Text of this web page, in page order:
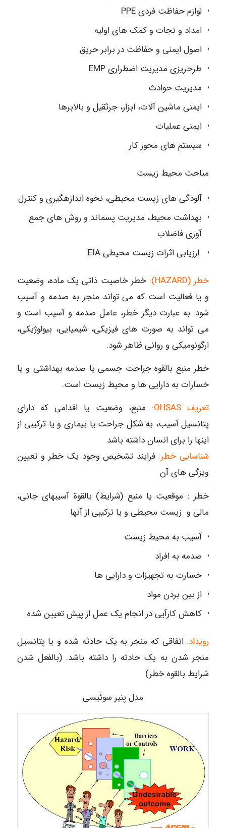
لوازم حفاظت فردی PPE
امداد و نجات و کمک های اولیه
اصول ایمنی و حفاظت در برابر حریق
طرحریزی مدیریت اضطراری EMP
مدیریت حوادث
ایمنی ماشین آلات، ابزار، جرثقیل و بالابرها
ایمنی عملیات
سیستم های مجوز کار
مباحث محیط زیست
آلودگی های زیست محیطی، نحوه اندازهگیری و کنترل
بهداشت محیط، مدیریت پسماند و روش های جمع
آوری فاضلاب
ارزیابی اثرات زیست محیطی EIA
خطر (HAZARD):
خطر خاصیت ذاتی یک ماده، وضعیت
و یا فعالیت است که می تواند منجر به صدمه و آسیب
شود. به عبارت دیگر خطر، عامل صدمه و آسیب است و
می تواند به صورت های فیزیکی، شیمیایی، بیولوژیکی،
ارگونومیکی و روانی ظاهر شود.
خطر منبع بالقوه جراحت جسمی یا صدمه بهداشتی و یا
خسارات به دارایی ها و محیط زیست است.
تعریف OHSAS:
منبع، وضعیت یا اقدامی که دارای
پتانسیل آسیب، به شکل جراحت یا بیماری و یا ترکیبی از
اینها را برای انسان داشته باشد
شناسایی خطر: فرایند تشخیص وجود یک خطر و تعیین
ویژگی های آن
خطر : موقعیت یا منبع (شرایط) بالقوة آسیبهای جانی،
مالی و زیست محیطی و یا ترکیبی از آنها
آسیب به محیط زیست
صدمه به افراد
خسارت به تجهیزات و دارایی ها
از بین بردن مواد
کاهش کارآیی در انجام یک عمل از پیش تعیین شده
رویداد: اتفاقی که منجر به یک حادثه شده و یا پتانسیل
منجر شدن به یک حادثه را داشته باشد. (بالفعل شدن
شرایط بالقوه خطر)
مدل پنیر سوئیسی